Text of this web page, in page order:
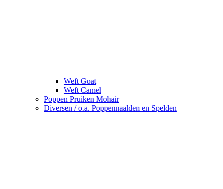
Weft Goat
Weft Camel
Poppen Pruiken Mohair
Diversen / o.a. Poppennaalden en Spelden